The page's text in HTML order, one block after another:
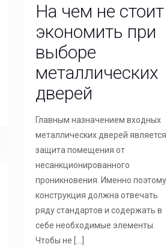
На чем не стоит
экономить при
выборе
металлических
дверей
Главным назначением входных
металлических дверей является
защита помещения от
несанкционированного
проникновения. Именно поэтому
конструкция должна отвечать
ряду стандартов и содержать в
себе необходимые элементы.
Чтобы не […]